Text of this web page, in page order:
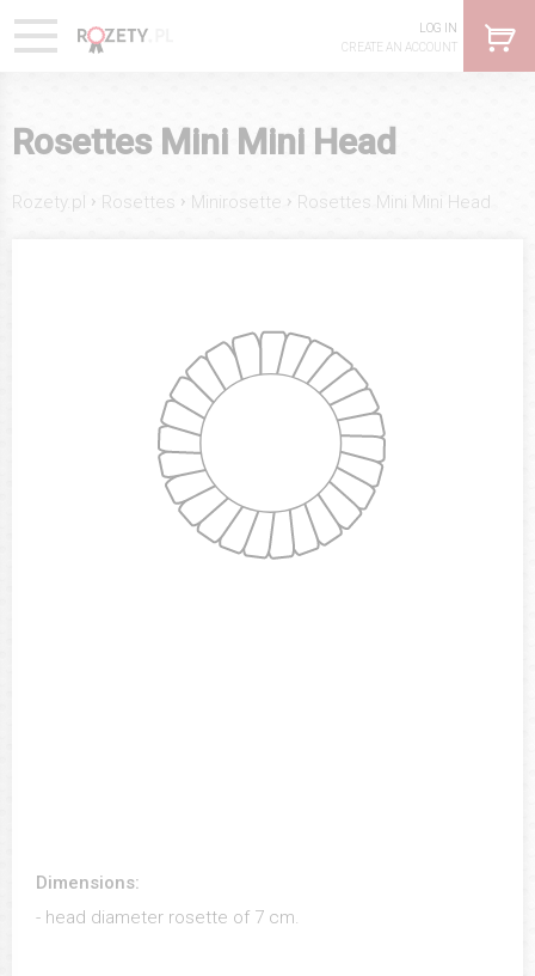
LOG IN
CREATE AN ACCOUNT
Rosettes Mini Mini Head
Rozety.pl › Rosettes › Minirosette › Rosettes Mini Mini Head
Dimensions:
- head diameter rosette of 7 cm.